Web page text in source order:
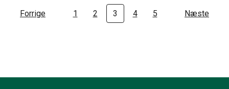
Forrige 1 2 3 4 5 Næste